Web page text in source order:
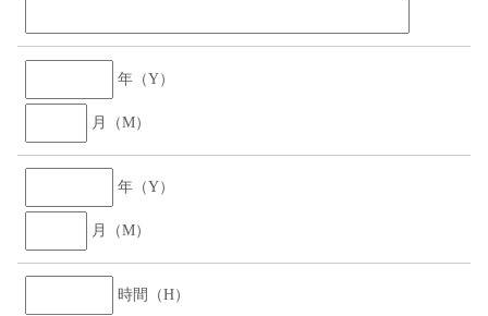
年（Y）
月（M）
年（Y）
月（M）
時間（H）